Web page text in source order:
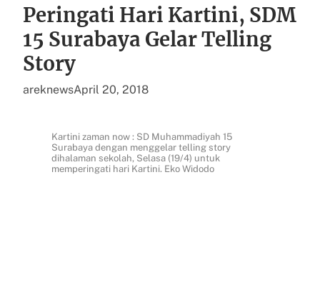
Peringati Hari Kartini, SDM
15 Surabaya Gelar Telling
Story
areknewsApril 20, 2018
Kartini zaman now : SD Muhammadiyah 15
Surabaya dengan menggelar telling story
dihalaman sekolah, Selasa (19/4) untuk
memperingati hari Kartini. Eko Widodo